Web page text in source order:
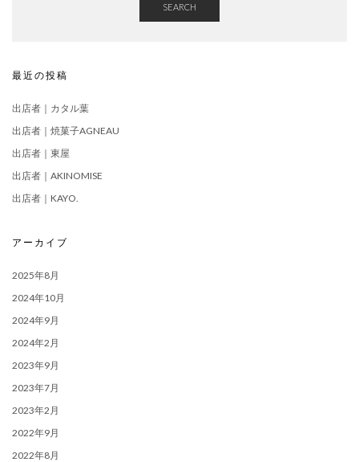
SEARCH
最近の投稿
出店者｜カタル葉
出店者｜焼菓子AGNEAU
出店者｜東屋
出店者｜AKINOMISE
出店者｜KAYO.
アーカイブ
2025年8月
2024年10月
2024年9月
2024年2月
2023年9月
2023年7月
2023年2月
2022年9月
2022年8月